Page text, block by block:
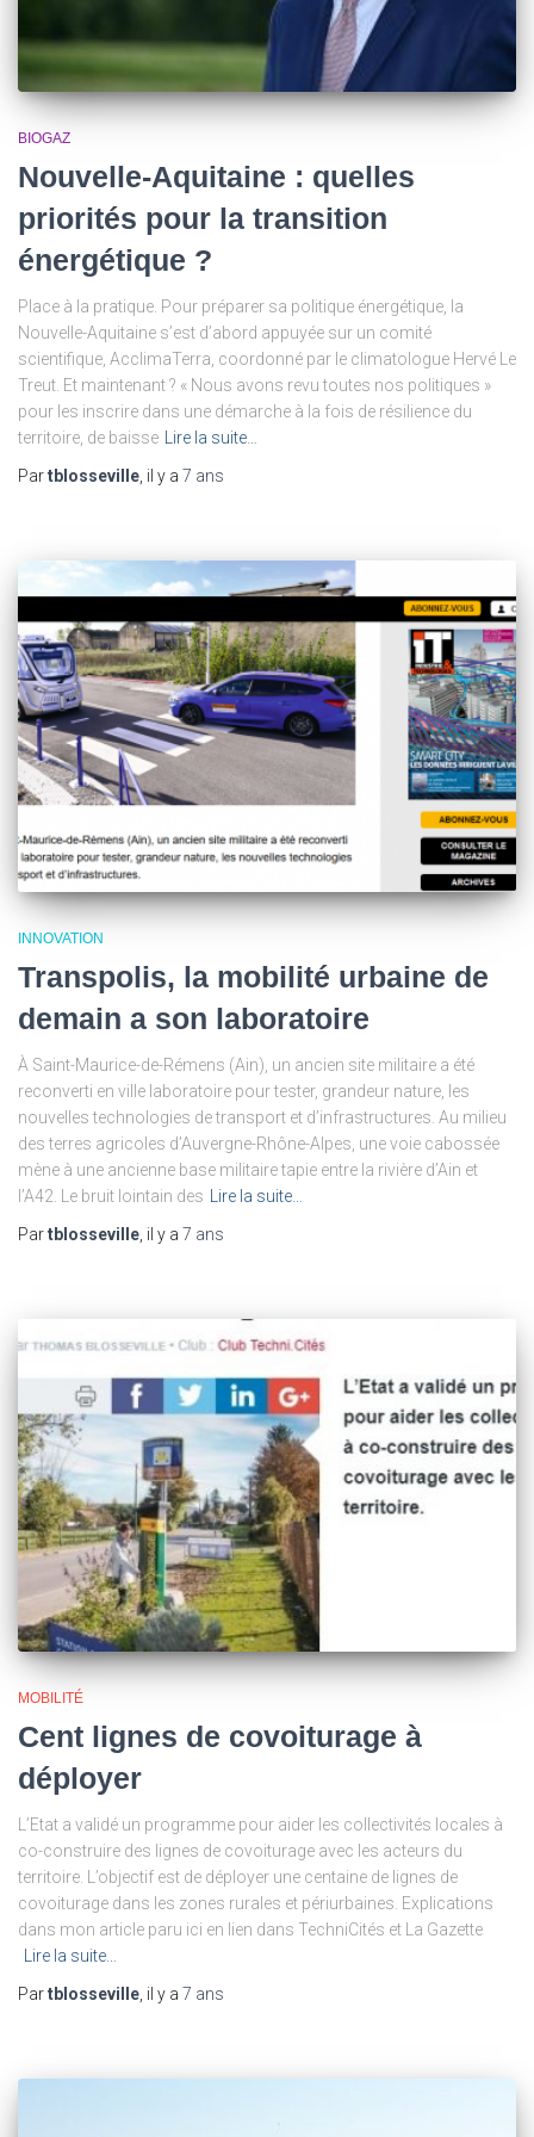
BIOGAZ
Nouvelle-Aquitaine : quelles
priorités pour la transition
énergétique ?
Place à la pratique. Pour préparer sa politique énergétique, la
Nouvelle-Aquitaine s’est d’abord appuyée sur un comité
scientifique, AcclimaTerra, coordonné par le climatologue Hervé Le
Treut. Et maintenant ? « Nous avons revu toutes nos politiques »
pour les inscrire dans une démarche à la fois de résilience du
territoire, de baisse
Lire la suite…
Partblosseville , il y a 7 ans
INNOVATION
Transpolis, la mobilité urbaine de
demain a son laboratoire
À Saint-Maurice-de-Rémens (Ain), un ancien site militaire a été
reconverti en ville laboratoire pour tester, grandeur nature, les
nouvelles technologies de transport et d’infrastructures. Au milieu
des terres agricoles d’Auvergne-Rhône-Alpes, une voie cabossée
mène à une ancienne base militaire tapie entre la rivière d’Ain et
l’A42. Le bruit lointain des Lire la suite…
Partblosseville, il y a 7 ans
MOBILITÉ
Cent lignes de covoiturage à
déployer
L’Etat a validé un programme pour aider les collectivités locales à
co-construire des lignes de covoiturage avec les acteurs du
territoire. L’objectif est de déployer une centaine de lignes de
covoiturage dans les zones rurales et périurbaines. Explications
dans mon article paru ici en lien dans TechniCités et La Gazette
Lire la suite…
Partblosseville , il y a 7 ans